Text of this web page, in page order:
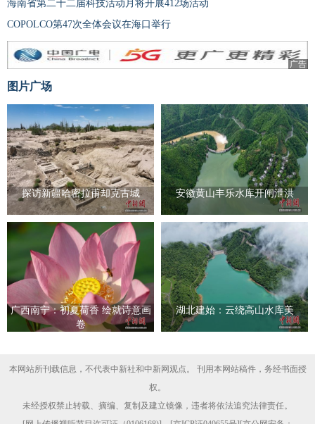
海南省第二十二届科技活动月将开展412场活动
COPOLCO第47次全体会议在海口举行
广告
图片广场
探访新疆哈密拉甫却克古城 安徽黄山丰乐水库开闸泄洪
广西南宁：初夏荷香 绘就诗意画
卷
湖北建始：云绕高山水库美
本网站所刊载信息，不代表中新社和中新网观点。 刊用本网站稿件，务经书面授
权。
未经授权禁止转载、摘编、复制及建立镜像，违者将依法追究法律责任。